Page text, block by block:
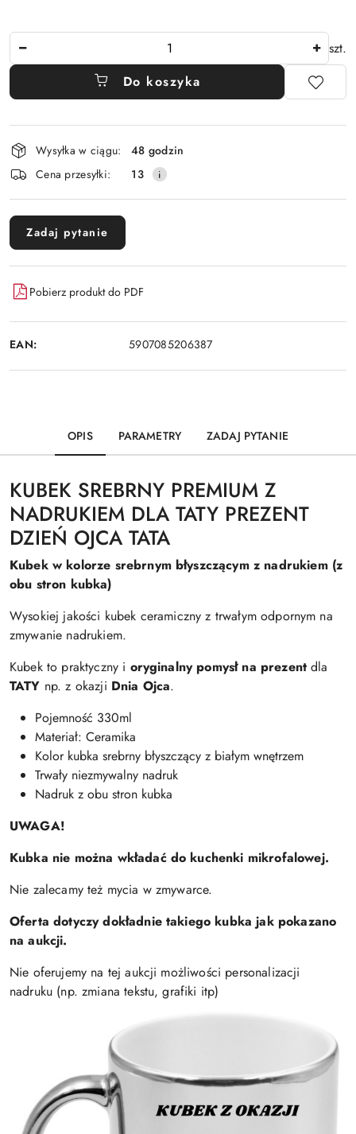
szt.
Do koszyka
Dostępność
i
dostawa
Wysyłka w ciągu:
48 godzin
Cena przesyłki:
13
Zadaj pytanie
Pobierz produkt do PDF
EAN: 5907085206387
OPIS PARAMETRY ZADAJ PYTANIE
KUBEK SREBRNY PREMIUM Z
NADRUKIEM DLA TATY PREZENT
DZIEŃ OJCA TATA
Kubek w kolorze srebrnym błyszczącym z nadrukiem (z
obu stron kubka)
Wysokiej jakości kubek ceramiczny z trwałym odpornym na
zmywanie nadrukiem.
Kubek to praktyczny i oryginalny pomysł na prezent dla
TATY np. z okazji Dnia Ojca.
Pojemność 330ml
Materiał: Ceramika
Kolor kubka srebrny błyszczący z białym wnętrzem
Trwały niezmywalny nadruk
Nadruk z obu stron kubka
UWAGA!
Kubka nie można wkładać do kuchenki mikrofalowej.
Nie zalecamy też mycia w zmywarce.
Oferta dotyczy dokładnie takiego kubka jak pokazano
na aukcji.
Nie oferujemy na tej aukcji możliwości personalizacji
nadruku (np. zmiana tekstu, grafiki itp)